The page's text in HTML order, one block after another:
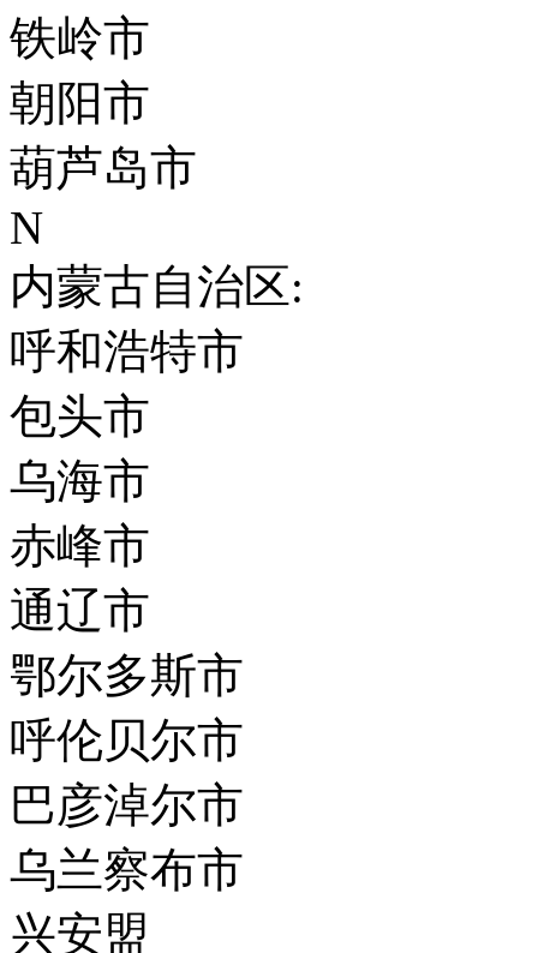
铁岭市
朝阳市
葫芦岛市
N
内蒙古自治区:
呼和浩特市
包头市
乌海市
赤峰市
通辽市
鄂尔多斯市
呼伦贝尔市
巴彦淖尔市
乌兰察布市
兴安盟